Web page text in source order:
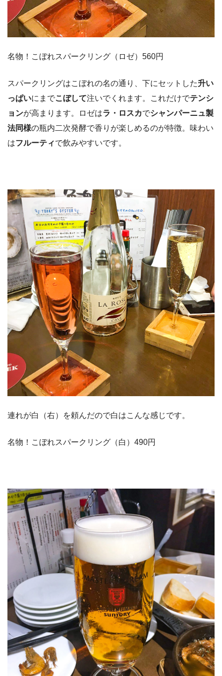
名物！こぼれスパークリング（ロゼ）560円
スパークリングはこぼれの名の通り、下にセットした升い
っぱいにまでこぼして注いでくれます。これだけでテンシ
ョンが高まります。ロゼはラ・ロスカでシャンパーニュ製
法同様の瓶内二次発酵で香りが楽しめるのが特徴。味わい
はフルーティで飲みやすいです。
連れが白（右）を頼んだので白はこんな感じです。
名物！こぼれスパークリング（白）490円